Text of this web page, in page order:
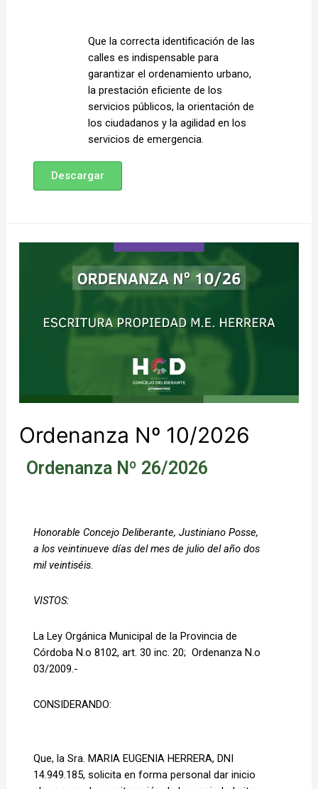
Que la correcta identificación de las
calles es indispensable para
garantizar el ordenamiento urbano,
la prestación eficiente de los
servicios públicos, la orientación de
los ciudadanos y la agilidad en los
servicios de emergencia.
Descargar
Ordenanza Nº 10/2026
Ordenanza Nº 26/2026
Honorable Concejo Deliberante, Justiniano Posse,
a los veintinueve días del mes de julio del año dos
mil veintiséis.
VISTOS:
La Ley Orgánica Municipal de la Provincia de
Córdoba N.o 8102, art. 30 inc. 20;  Ordenanza N.o
03/2009.-
CONSIDERANDO:
Que, la Sra. MARIA EUGENIA HERRERA, DNI
14.949.185, solicita en forma personal dar inicio